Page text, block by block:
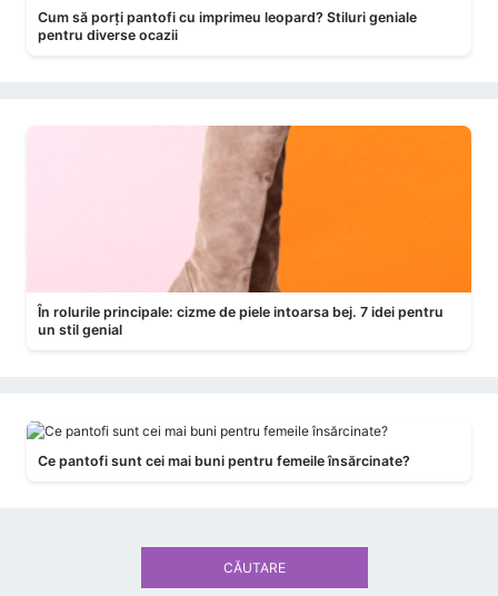
Cum să porți pantofi cu imprimeu leopard? Stiluri geniale
pentru diverse ocazii
În rolurile principale: cizme de piele intoarsa bej. 7 idei pentru
un stil genial
Ce pantofi sunt cei mai buni pentru femeile însărcinate?
CĂUTARE